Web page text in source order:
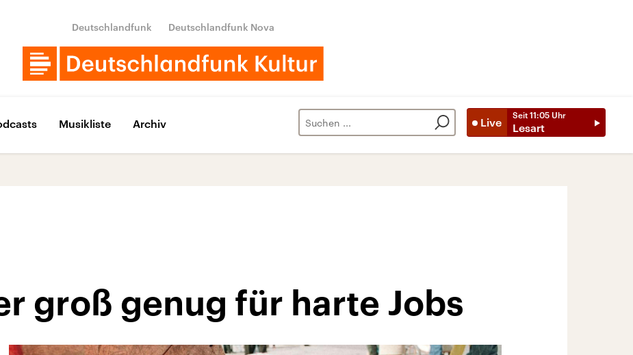
Deutschlandfunk Deutschlandfunk Nova
Live
Seit 11:05 Uhr
Lesart
Musikliste Archiv
groß genug für harte Jobs